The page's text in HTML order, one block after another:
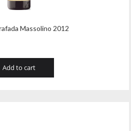
Massolino 2012
Add to cart